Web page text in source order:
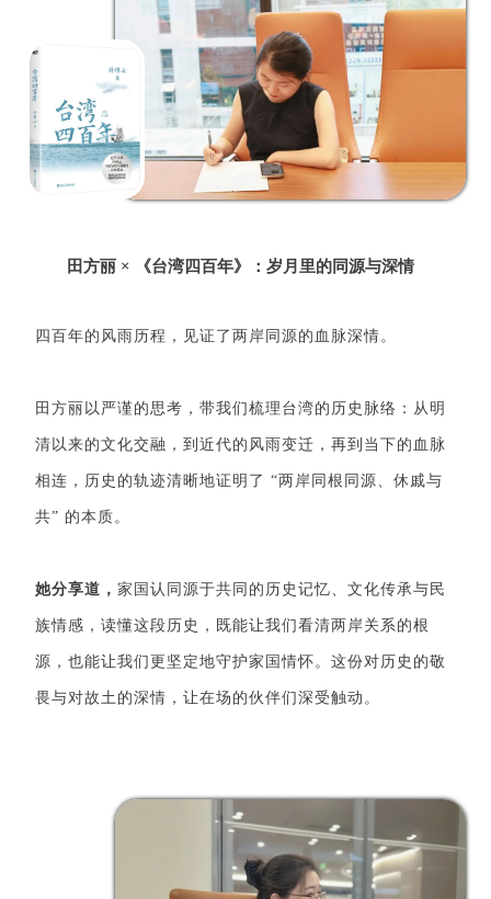
田方丽 × 《台湾四百年》：岁月里的同源与深情
四百年的风雨历程，见证了两岸同源的血脉深情。
田方丽以严谨的思考，带我们梳理台湾的历史脉络：从明
清以来的文化交融，到近代的风雨变迁，再到当下的血脉
相连，历史的轨迹清晰地证明了 “两岸同根同源、休戚与
共” 的本质。
她分享道，家国认同源于共同的历史记忆、文化传承与民
族情感，读懂这段历史，既能让我们看清两岸关系的根
源，也能让我们更坚定地守护家国情怀。这份对历史的敬
畏与对故土的深情，让在场的伙伴们深受触动。